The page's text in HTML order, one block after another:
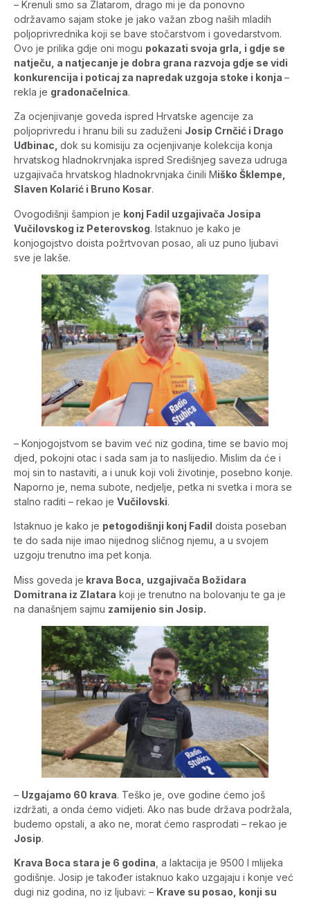
– Krenuli smo sa Zlatarom, drago mi je da ponovno
održavamo sajam stoke je jako važan zbog naših mladih
poljoprivrednika koji se bave stočarstvom i govedarstvom.
Ovo je prilika gdje oni mogu pokazati svoja grla, i gdje se
natječu, a natjecanje je dobra grana razvoja gdje se vidi
konkurencija i poticaj za napredak uzgoja stoke i konja –
rekla je gradonačelnica.
Za ocjenjivanje goveda ispred Hrvatske agencije za
poljoprivredu i hranu bili su zaduženi Josip Crnčić i Drago
Uđbinac, dok su komisiju za ocjenjivanje kolekcija konja
hrvatskog hladnokrvnjaka ispred Središnjeg saveza udruga
uzgajivača hrvatskog hladnokrvnjaka činili Miško Šklempe,
Slaven Kolarić i Bruno Kosar.
Ovogodišnji šampion je konj Fadil uzgajivača Josipa
Vučilovskog iz Peterovskog. Istaknuo je kako je
konjogojstvo doista požrtvovan posao, ali uz puno ljubavi
sve je lakše.
– Konjogojstvom se bavim već niz godina, time se bavio moj
djed, pokojni otac i sada sam ja to naslijedio. Mislim da će i
moj sin to nastaviti, a i unuk koji voli životinje, posebno konje.
Naporno je, nema subote, nedjelje, petka ni svetka i mora se
stalno raditi – rekao je Vučilovski.
Istaknuo je kako je petogodišnji konj Fadil doista poseban
te do sada nije imao nijednog sličnog njemu, a u svojem
uzgoju trenutno ima pet konja.
Miss goveda je krava Boca, uzgajivača Božidara
Domitrana iz Zlatara koji je trenutno na bolovanju te ga je
na današnjem sajmu zamijenio sin Josip.
– Uzgajamo 60 krava. Teško je, ove godine ćemo još
izdržati, a onda ćemo vidjeti. Ako nas bude država podržala,
budemo opstali, a ako ne, morat ćemo rasprodati – rekao je
Josip.
Krava Boca stara je 6 godina , a laktacija je 9500 l mlijeka
godišnje. Josip je također istaknuo kako uzgajaju i konje već
dugi niz godina, no iz ljubavi: – Krave su posao, konji su